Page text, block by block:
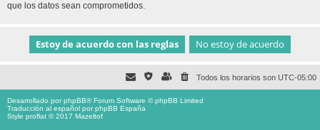
que los datos sean comprometidos.
Todos los horarios son UTC-05:00
Desarrollado porphpBB® Forum Software © phpBB Limited
Traducción al español porphpBB España
Style proflat © 2017 Mazeltof